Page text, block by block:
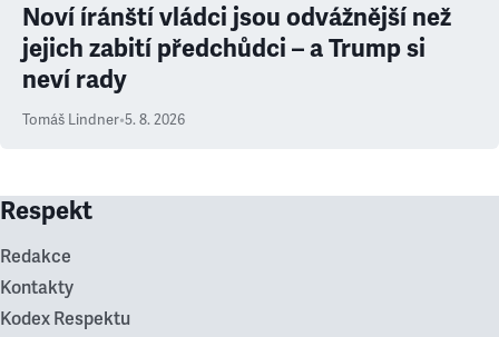
Noví íránští vládci jsou odvážnější než
jejich zabití předchůdci – a Trump si
neví rady
Tomáš Lindner•5. 8. 2026
Respekt
Redakce
Kontakty
Kodex Respektu